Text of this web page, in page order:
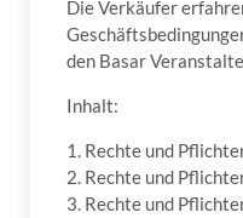
Die Verkäufer
den Basar
Inhalt:
1. Rechte und
2. Rechte und
3. Rechte und